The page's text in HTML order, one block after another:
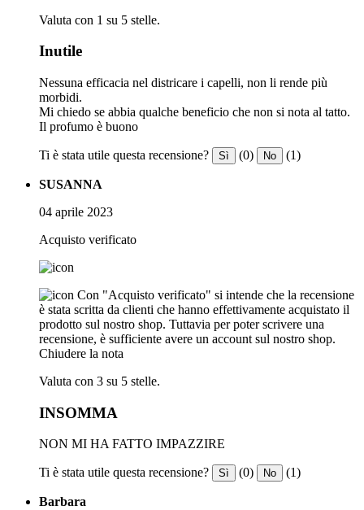
Valuta con 1 su 5 stelle.
Inutile
Nessuna efficacia nel districare i capelli, non li rende più
morbidi.
Mi chiedo se abbia qualche beneficio che non si nota al tatto.
Il profumo è buono
Ti è stata utile questa recensione? Sì (0) No (1)
SUSANNA
04 aprile 2023
Acquisto verificato
Con "Acquisto verificato" si intende che la recensione
è stata scritta da clienti che hanno effettivamente acquistato il
prodotto sul nostro shop. Tuttavia per poter scrivere una
recensione, è sufficiente avere un account sul nostro shop.
Chiudere la nota
Valuta con 3 su 5 stelle.
INSOMMA
NON MI HA FATTO IMPAZZIRE
Ti è stata utile questa recensione? Sì (0) No (1)
Barbara